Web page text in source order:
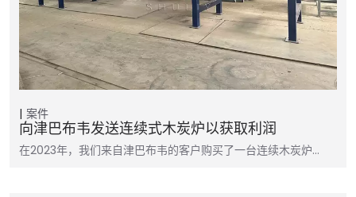
案件
向津巴布韦发送连续式木炭炉以获取利润
在2023年，我们来自津巴布韦的客户购买了一台连续木炭炉…